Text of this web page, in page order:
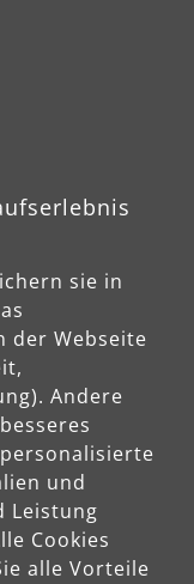
sie in
der Webseite
Andere
und
Leistung
Cookies
alle Vorteile